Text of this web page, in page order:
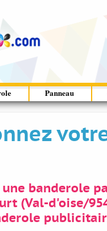
Panneau
une banderole
(Val-d'oise/